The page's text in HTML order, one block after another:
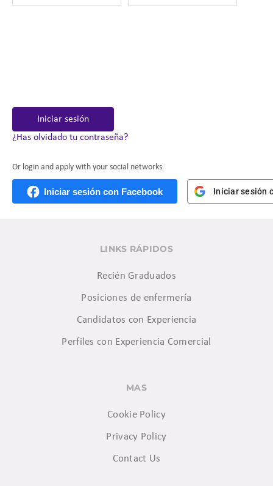
Iniciar sesión
¿Has olvidado tu contraseña?
Or login and apply with your social networks
Iniciar sesión con Facebook Iniciar sesión
LINKS RÁPIDOS
Recién Graduados
Posiciones de enfermería
Candidatos con Experiencia
Perfiles con Experiencia Comercial
MAS
Cookie Policy
Privacy Policy
Contact Us